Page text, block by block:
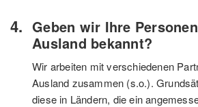
Geben wir Ihre
Ausland bekannt?
Wir arbeiten mit verschiedenen
Ausland zusammen (s.o.).
diese in Ländern, die ein